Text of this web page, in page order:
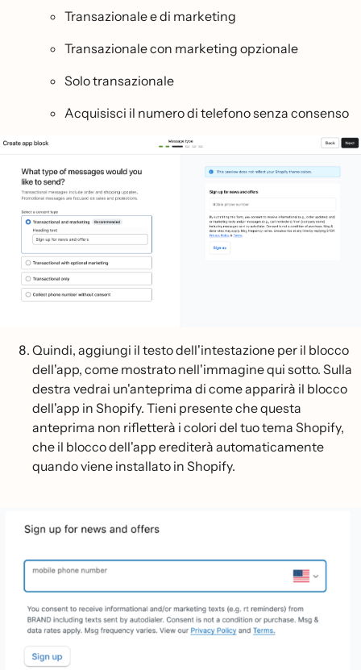
Transazionale e di marketing
Transazionale con marketing opzionale
Solo transazionale
Acquisisci il numero di telefono senza consenso
Quindi, aggiungi il testo dell'intestazione per il blocco
dell'app, come mostrato nell'immagine qui sotto. Sulla
destra vedrai un'anteprima di come apparirà il blocco
dell'app in Shopify. Tieni presente che questa
anteprima non rifletterà i colori del tuo tema Shopify,
che il blocco dell'app erediterà automaticamente
quando viene installato in Shopify.